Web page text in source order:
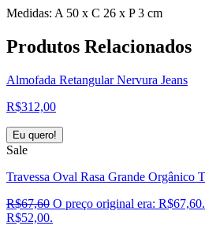
Medidas: A 50 x C 26 x P 3 cm
Produtos Relacionados
Almofada Retangular Nervura Jeans
R$312,00
Eu quero!
Sale
Travessa Oval Rasa Grande Orgânico
R$67,60 O preço original era: R$67,60.
R$52,00.